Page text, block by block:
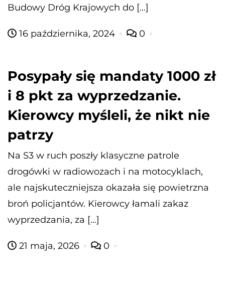
Budowy Dróg Krajowych do […]
16 października, 2024 0
Posypały się mandaty 1000 zł
i 8 pkt za wyprzedzanie.
Kierowcy myśleli, że nikt nie
patrzy
Na S3 w ruch poszły klasyczne patrole
drogówki w radiowozach i na motocyklach,
ale najskuteczniejsza okazała się powietrzna
broń policjantów. Kierowcy łamali zakaz
wyprzedzania, za […]
21 maja, 2026 0